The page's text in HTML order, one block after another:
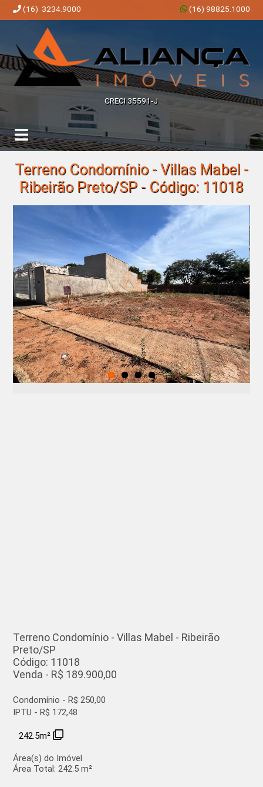
(16) 3234.9000 (16) 98825.1000
CRECI 35591-J
Terreno Condomínio - Villas Mabel -
Ribeirão Preto/SP - Código: 11018
Terreno Condomínio - Villas Mabel - Ribeirão
Preto/SP
Código: 11018
Venda - R$ 189.900,00
Condomínio - R$ 250,00
IPTU - R$ 172,48
242.5m²
Área(s) do Imóvel
Área Total:242.5 m²